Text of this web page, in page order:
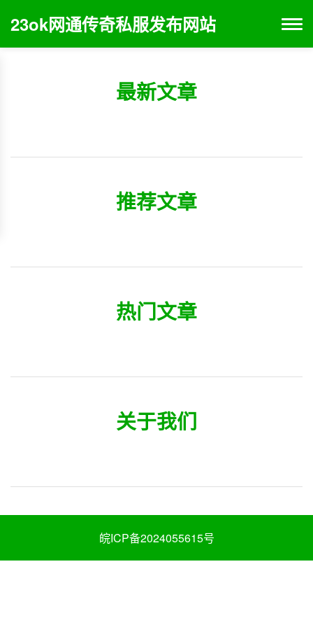
23ok网通传奇私服发布网站
最新文章
推荐文章
热门文章
关于我们
皖ICP备2024055615号